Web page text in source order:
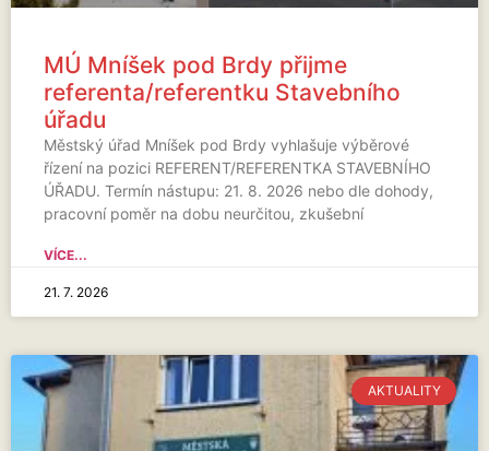
MÚ Mníšek pod Brdy přijme
referenta/referentku Stavebního
úřadu
Městský úřad Mníšek pod Brdy vyhlašuje výběrové
řízení na pozici REFERENT/REFERENTKA STAVEBNÍHO
ÚŘADU. Termín nástupu: 21. 8. 2026 nebo dle dohody,
pracovní poměr na dobu neurčitou, zkušební
VÍCE...
21. 7. 2026
AKTUALITY